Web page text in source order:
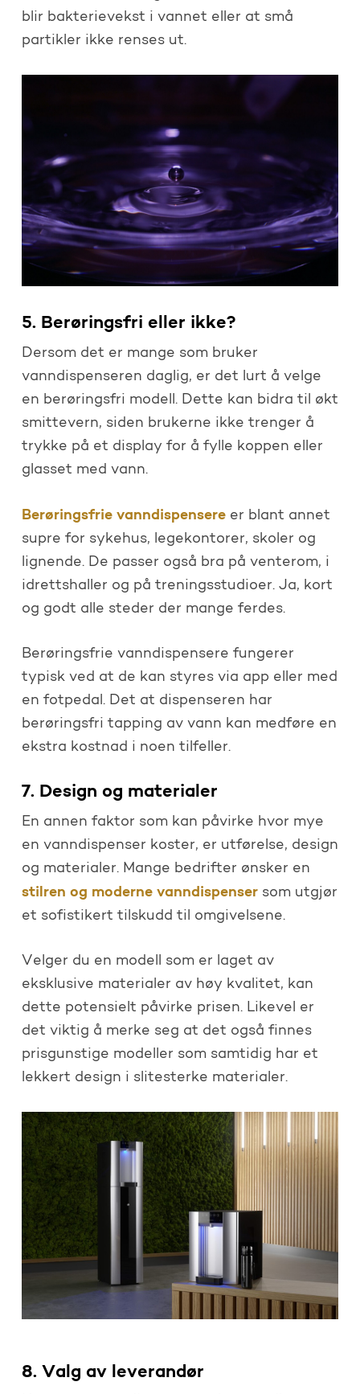
blir bakterievekst i vannet eller at små
partikler ikke renses ut.
5. Berøringsfri eller ikke?
Dersom det er mange som bruker
vanndispenseren daglig, er det lurt å velge
en berøringsfri modell. Dette kan bidra til økt
smittevern, siden brukerne ikke trenger å
trykke på et display for å fylle koppen eller
glasset med vann.
Berøringsfrie vanndispensereer blant annet
supre for sykehus, legekontorer, skoler og
lignende. De passer også bra på venterom, i
idrettshaller og på treningsstudioer. Ja, kort
og godt alle steder der mange ferdes.
Berøringsfrie vanndispensere fungerer
typisk ved at de kan styres via app eller med
en fotpedal. Det at dispenseren har
berøringsfri tapping av vann kan medføre en
ekstra kostnad i noen tilfeller.
7. Design og materialer
En annen faktor som kan påvirke hvor mye
en vanndispenser koster, er utførelse, design
og materialer. Mange bedrifter ønsker en
stilren og moderne vanndispensersom utgjør
et sofistikert tilskudd til omgivelsene.
Velger du en modell som er laget av
eksklusive materialer av høy kvalitet, kan
dette potensielt påvirke prisen. Likevel er
det viktig å merke seg at det også finnes
prisgunstige modeller som samtidig har et
lekkert design i slitesterke materialer.
8. Valg av leverandør